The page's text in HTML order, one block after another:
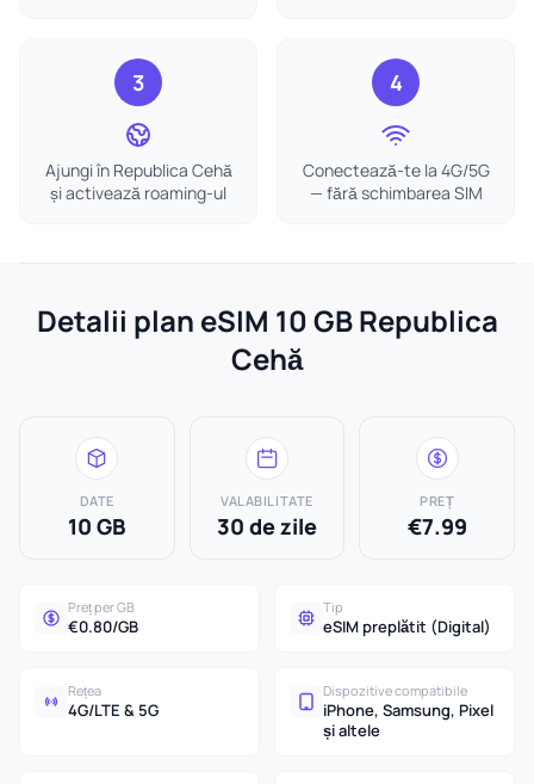
3
Ajungi în Republica Cehă
și activează roaming-ul
4
Conectează-te la 4G/5G
— fără schimbarea SIM
Detalii plan eSIM 10 GB Republica
Cehă
DATE
10 GB
VALABILITATE
30 de zile
PREȚ
€7.99
Preț per GB
€0.80/GB
Tip
eSIM preplătit (Digital)
Rețea
4G/LTE & 5G
Dispozitive compatibile
iPhone, Samsung, Pixel
și altele